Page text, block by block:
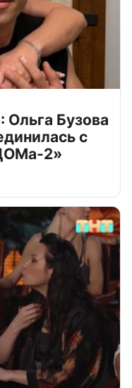
Бузова
с
2»